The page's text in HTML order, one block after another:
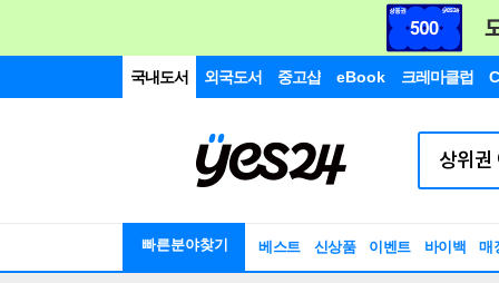
국내도서 외국도서 중고샵 eBook 크레마클럽
빠른분야찾기 베스트 신상품 이벤트 바이백 매